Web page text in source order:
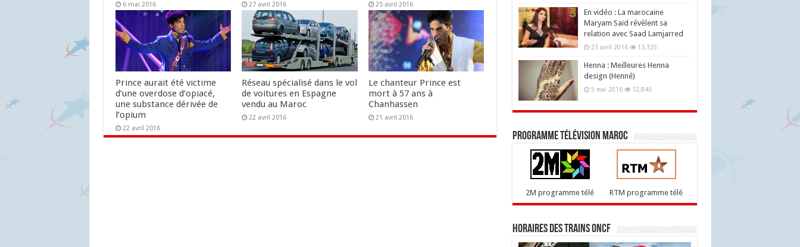
6 mai 2016 27 avril 2016 25 avril 2016
Prince aurait été victime
d’une overdose d’opiacé,
une substance dérivée de
l’opium
22 avril 2016
Réseau spécialisé dans le vol
de voitures en Espagne
vendu au Maroc
22 avril 2016
Le chanteur Prince est
mort à 57 ans à
Chanhassen
21 avril 2016
En vidéo : La marocaine
Maryam Saïd révèlent sa
relation avec Saad Lamjarred
23 avril 2016 13,325
Henna : Meilleures Henna
design (Henné)
5 mai 2016 12,846
Programme télévision maroc
2M programme télé RTM programme télé
Horaires des trains ONCF